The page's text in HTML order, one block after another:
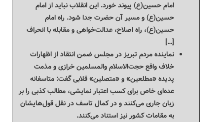
امام حسین(ع) پیوند خورد. این انقلاب نباید از امام
حسین(ع) و مسیر آن حضرت جدا شود. راه امام
حسین(ع)، راه اصلاح، عدالت‌خواهی و مقابله با انحراف
[…]
نماینده مردم تبریز در مجلس ضمن انتقاد از اظهارات
خلاف‌ واقع حجت‌الاسلام والمسلمین خرازی و مذمت
پدیده «مطلعین» و «متصلین» قلابی گفت: متاسفانه
عده‌ای خاص برای کسب اعتبار نمایشی، مطالب کذبی را بر
زبان جاری می‌کنند و در کمال تاسف در نقل قول‌هایشان
به مقامات کشور نیز استناد می‌کنند.